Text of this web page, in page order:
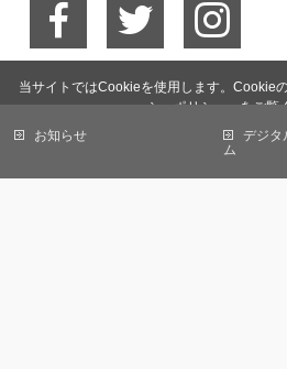
当サイトではCookieを使用します。Cookie
シーポリシー」をご覧
OK
お知らせ
デジタ
ム